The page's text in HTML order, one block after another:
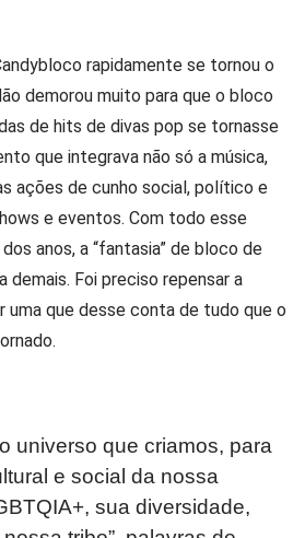
rapidamente se tornou o
demorou muito para que o bloco
de hits de divas pop se tornasse
que integrava não só a música,
ações de cunho social, político e
e eventos. Com todo esse
anos, a “fantasia” de bloco de
demais. Foi preciso repensar a
uma que desse conta de tudo que o
universo que criamos, para
e social da nossa
sua diversidade,